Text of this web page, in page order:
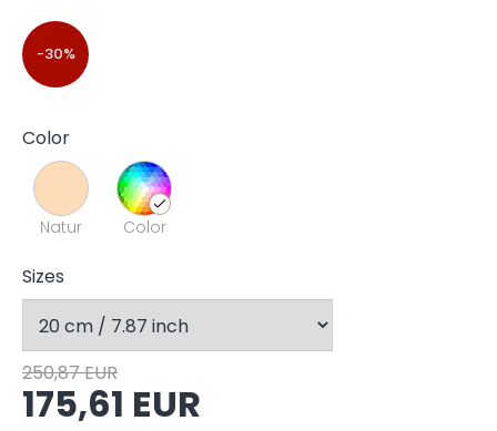
-30%
Color
Natur Color
Sizes
250,87 EUR
175,61 EUR